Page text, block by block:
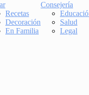
Recetas
Decoración
En Familia
Consejería
Salud
Legal